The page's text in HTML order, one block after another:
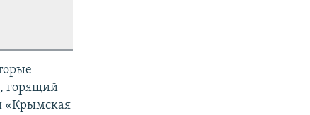
горящий
«Крымская